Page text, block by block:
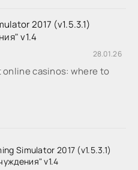
2017 (v1.5.3.1)
v1.4
28.01.26
casinos: where to
Simulator 2017 (v1.5.3.1)
v1.4